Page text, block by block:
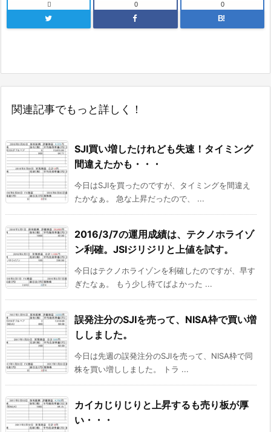
 0
B!
0
関連記事でもっと詳しく！
SJI買い増したけれども失速！タイミング
間違えたかも・・・
今日はSJIを買ったのですが、タイミングを間違え
たかなぁ。 急な上昇だったので、 ...
2016/3/7の運用成績は、テクノホライゾ
ン利確。JSIジリジリと上値を試す。
今日はテクノホライゾンを利確したのですが、早す
ぎたなぁ。 もう少し待てばよかった ...
誤発注分のSJIを売って、NISA枠で買い増
ししました。
今日は先週の誤発注分のSJIを売って、NISA枠で同
株を買い増ししました。 トラ ...
カイカじりじりと上昇するも売り板が厚
い・・・